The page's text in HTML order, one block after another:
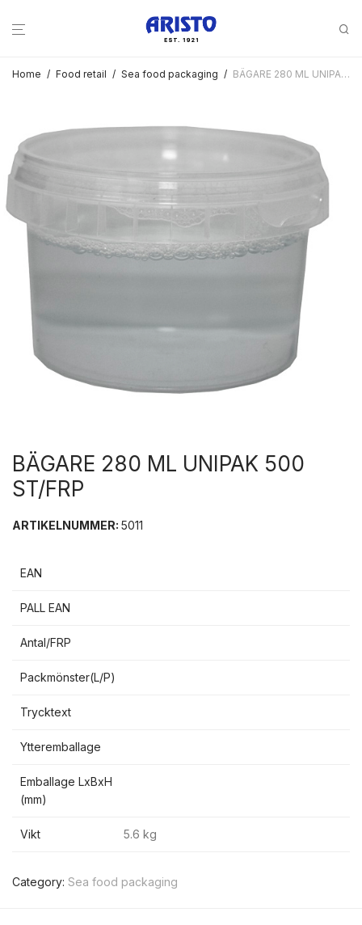
Home / Food retail / Sea food packaging / BÄGARE 280 ML UNIPAK 500 ST/FRP
BÄGARE 280 ML UNIPAK 500
ST/FRP
ARTIKELNUMMER: 5011
EAN
PALL EAN
Antal/FRP
Packmönster(L/P)
Trycktext
Ytteremballage
Emballage LxBxH
(mm)
Vikt 5.6 kg
Category: Sea food packaging